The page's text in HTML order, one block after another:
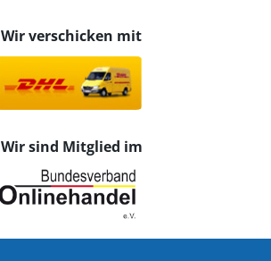
Wir verschicken mit
Wir sind Mitglied im